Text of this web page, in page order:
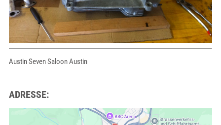
Austin Seven Saloon Austin
ADRESSE: